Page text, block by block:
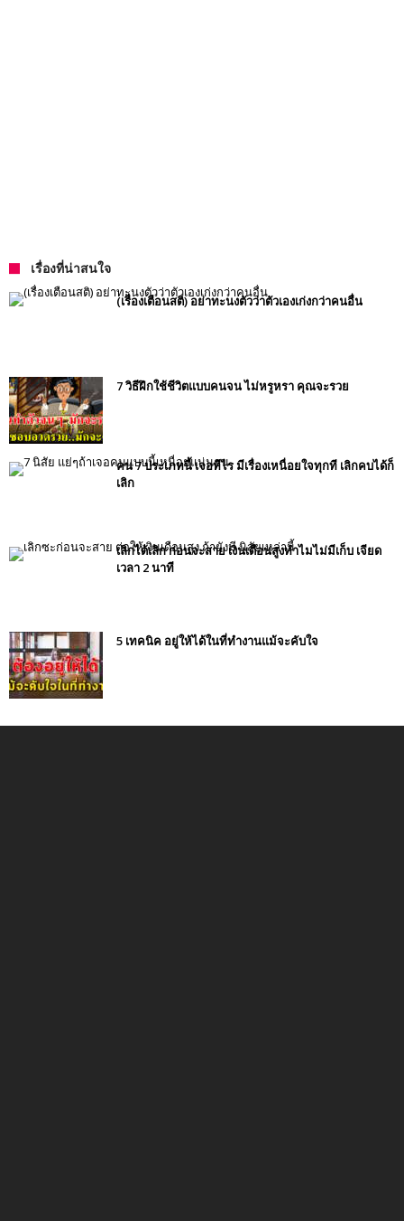
เรื่องที่น่าสนใจ
(เรื่องเตือนสติ) อย่าทะนงตัวว่าตัวเองเก่งกว่าคนอื่น
7 วิธีฝึกใช้ชีวิตแบบคนจน ไม่หรูหรา คุณจะรวย
คน 7 ประเภทนี้ เจอทีไร มีเรื่องเหนื่อยใจทุกที เลิกคบได้ก็
เลิก
เลิกได้เลิก ก่อนจะสาย เงินเดือนสูงทำไมไม่มีเก็บ เจียด
เวลา 2 นาที
5 เทคนิค อยู่ให้ได้ในที่ทำงานแม้จะคับใจ